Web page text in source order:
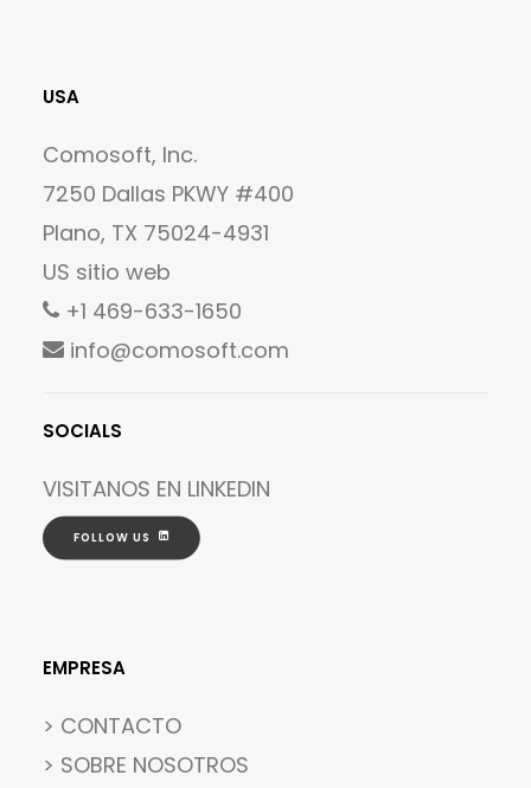
USA
Comosoft, Inc.
7250 Dallas PKWY #400
Plano, TX 75024-4931
US sitio web
+1 469-633-1650
info@comosoft.com
SOCIALS
VISITANOS EN LINKEDIN
FOLLOW US
EMPRESA
> CONTACTO
> SOBRE NOSOTROS